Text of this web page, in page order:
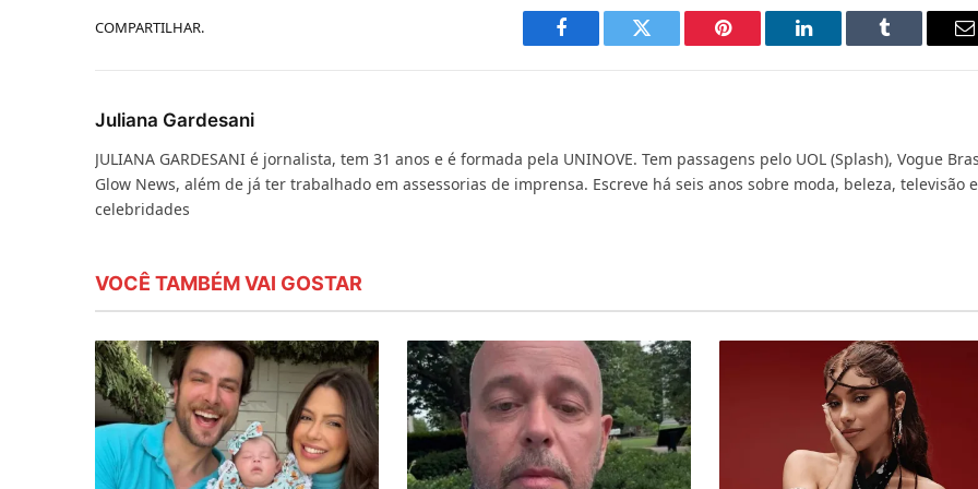
COMPARTILHAR.
Facebook Twitter Pinterest LinkedIn Tumblr
Juliana Gardesani
JULIANA GARDESANI é jornalista, tem 31 anos e é formada pela UNINOVE. Tem passagens pelo UOL (Splash), Vogue
Glow News, além de já ter trabalhado em assessorias de imprensa. Escreve há seis anos sobre moda, beleza, televisão e
celebridades
VOCÊ TAMBÉM VAI GOSTAR